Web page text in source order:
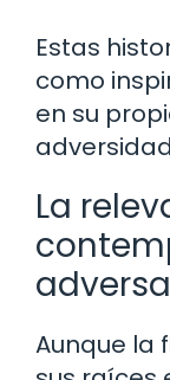
Estas
como
en su
La
Aunque la